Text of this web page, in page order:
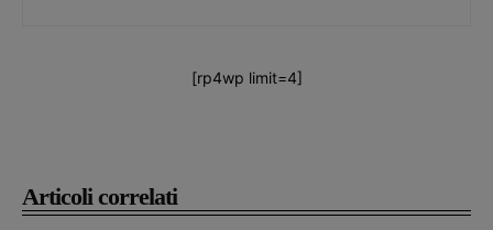
Articoli correlati
[rp4wp limit=4]